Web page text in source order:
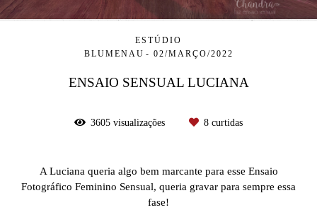
ESTÚDIO
BLUMENAU
02/MARÇO/2022
ENSAIO SENSUAL LUCIANA
3605 visualizações 8 curtidas
A Luciana queria algo bem marcante para esse Ensaio
Fotográfico Feminino Sensual, queria gravar para sempre essa
fase!